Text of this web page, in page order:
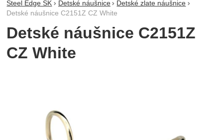
Steel Edge SK Detské náušnice
Detské zlate náušnice
Detské náušnice C2151Z CZ White
Detské náušnice C2151Z
CZ White